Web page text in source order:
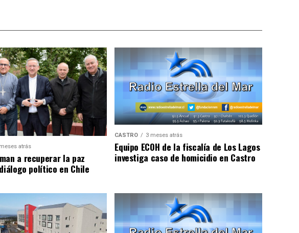
atrás
a recuperar la paz
político en Chile
CASTRO 3 meses atrás
Equipo ECOH de la fiscalía de Los Lagos
investiga caso de homicidio en Castro